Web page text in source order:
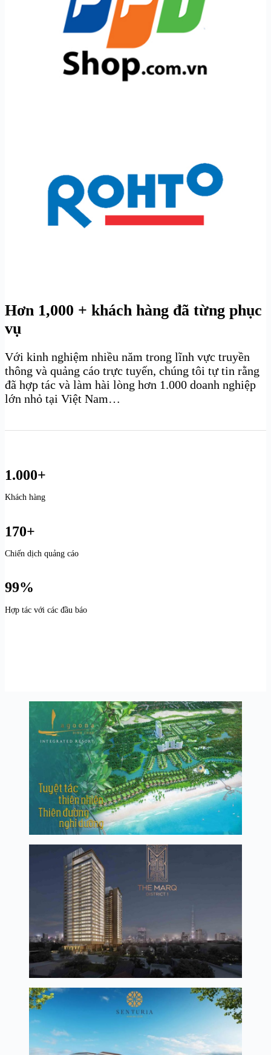
Hơn 1,000 + khách hàng đã từng phục
vụ
Với kinh nghiệm nhiều năm trong lĩnh vực truyền
thông và quảng cáo trực tuyến, chúng tôi tự tin rằng
đã hợp tác và làm hài lòng hơn 1.000 doanh nghiệp
lớn nhỏ tại Việt Nam…
1.000+
Khách hàng
170+
Chiến dịch quảng cáo
99%
Hợp tác với các đầu báo